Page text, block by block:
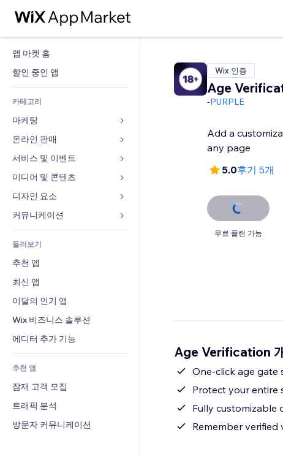
앱 마켓 홈
할인 중인 앱
카테고리
마케팅
광고
모바일
사이트 통계
사이트 목록
이메일
온라인 판매
쇼핑몰 관련 앱
배송
판매 버튼
회계
쿠폰 및 로열티
창고 서비스
식품 및 음료
서비스 및 이벤트
호텔
이벤트
음식점
부동산
예약
미디어 및 콘텐츠
갤러리
뮤직
팟캐스트
사진
동영상
PDF
파일 공유
소식
디자인 요소
지도 및 내비게이션
개인정보 및 보안
시계
페이지 템플릿
이미지 효과
버튼 & 메뉴
배너 및 배지
계산기
검색
일기예보
차트 및 표
양식
블로그
설문
채팅
메모
전화번호
커뮤니티
평가와 후기
CRM
둘러보기
추천 앱
최신 앱
이달의 인기 앱
Wix 비즈니스 솔루션
에디터 추가 기능
추천 앱
잠재 고객 모집
트래픽 분석
방문자 커뮤니케이션
Wix 인증
Age
-PURPLE
Add a
any page
5.0후기 5개
무료 플랜 가능
Age Verification
One-click age gate
Protect your entire
Fully customizable
Remember verified